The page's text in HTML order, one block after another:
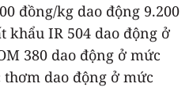
đồng/kg dao động 9.200
khẩu IR 504 dao động ở
380 dao động ở mức
thơm dao động ở mức